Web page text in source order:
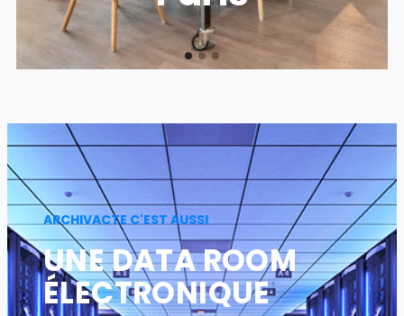
ARCHIVACTE C'EST AUSSI
UNE DATA ROOM
ÉLECTRONIQUE